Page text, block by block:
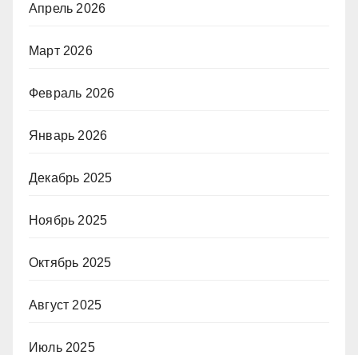
Апрель 2026
Март 2026
Февраль 2026
Январь 2026
Декабрь 2025
Ноябрь 2025
Октябрь 2025
Август 2025
Июль 2025